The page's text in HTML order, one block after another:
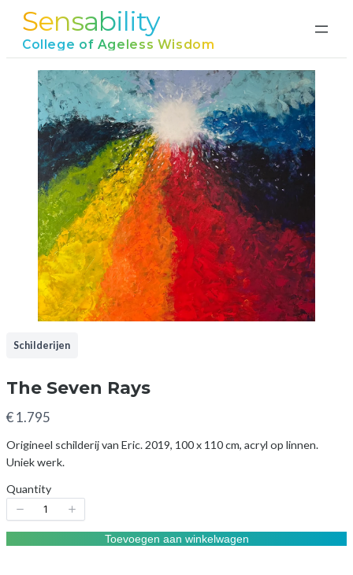
Sensability
College of Ageless Wisdom
Schilderijen
The Seven Rays
N
€ 1.795
Origineel schilderij van Eric. 2019, 100 x 110 cm, acryl op linnen.
Uniek werk.
Quantity
Toevoegen aan winkelwagen